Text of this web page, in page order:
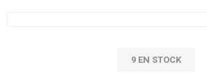
9 EN STOCK